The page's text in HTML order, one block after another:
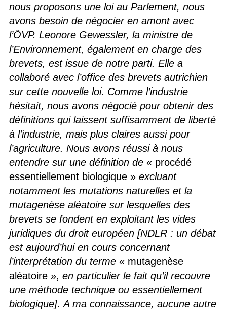
nous proposons une loi au Parlement, nous
avons besoin de négocier en amont avec
l’ÖVP. Leonore Gewessler, la ministre de
l’Environnement, également en charge des
brevets, est issue de notre parti. Elle a
collaboré avec l’office des brevets autrichien
sur cette nouvelle loi. Comme l’industrie
hésitait, nous avons négocié pour obtenir des
définitions qui laissent suffisamment de liberté
à l’industrie, mais plus claires aussi pour
l’agriculture. Nous avons réussi à nous
entendre sur une définition de« procédé
essentiellement biologique » excluant
notamment les mutations naturelles et la
mutagenèse aléatoire sur lesquelles des
brevets se fondent en exploitant les vides
juridiques du droit européen [NDLR : un débat
est aujourd’hui en cours concernant
l’interprétation du terme« mutagenèse
aléatoire », en particulier le fait qu’il recouvre
une méthode technique ou essentiellement
biologique]. A ma connaissance, aucune autre